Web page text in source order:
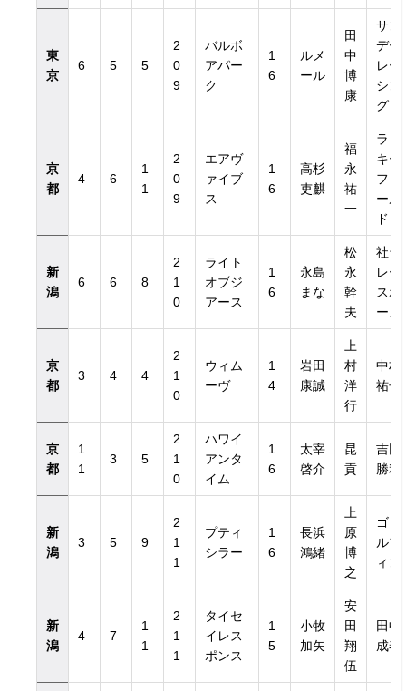
東
京
6 5 5
2
0
9
バルボ
アパー
ク
1
6
ルメ
ール
田
中
博
康
サン
デー
レー
シン
グ
京
都
4 6
1
1
2
0
9
エアヴ
ァイブ
ス
1
6
高杉
吏麒
福
永
祐
一
ラッ
キー
フィ
ール
ド
新
潟
6 6 8
2
1
0
ライト
オブジ
アース
1
6
永島
まな
松
永
幹
夫
社台
レー
スホ
ース
京
都
3 4 4
2
1
0
ウィム
ーヴ
1
4
岩田
康誠
上
村
洋
行
中村
祐子
京
都
1
1
3 5
2
1
0
ハワイ
アンタ
イム
1
6
太宰
啓介
昆
貢
吉田
勝利
新
潟
3 5 9
2
1
1
プティ
シラー
1
6
長浜
鴻緒
上
原
博
之
ゴド
ルフ
ィン
新
潟
4 7
1
1
2
1
1
タイセ
イレス
ポンス
1
5
小牧
加矢
安
田
翔
伍
田中
成奉